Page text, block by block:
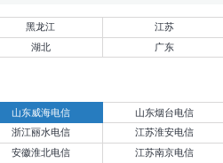
黑龙江 江苏
湖北
广东
山东威海电信 山东烟台电信
浙江丽水电信
江苏淮安电信
安徽淮北电信
江苏南京电信